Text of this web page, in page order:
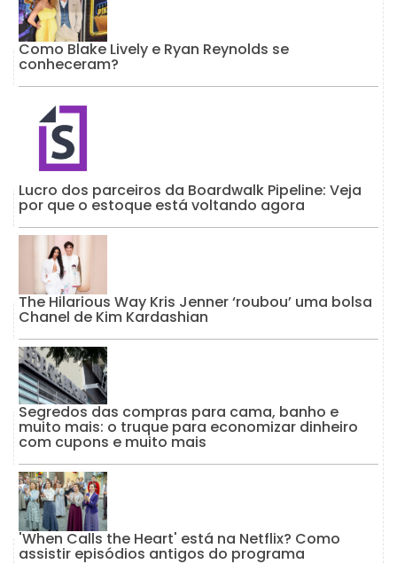
Como Blake Lively e Ryan Reynolds se
conheceram?
Lucro dos parceiros da Boardwalk Pipeline: Veja
por que o estoque está voltando agora
The Hilarious Way Kris Jenner ‘roubou’ uma bolsa
Chanel de Kim Kardashian
Segredos das compras para cama, banho e
muito mais: o truque para economizar dinheiro
com cupons e muito mais
'When Calls the Heart' está na Netflix? Como
assistir episódios antigos do programa